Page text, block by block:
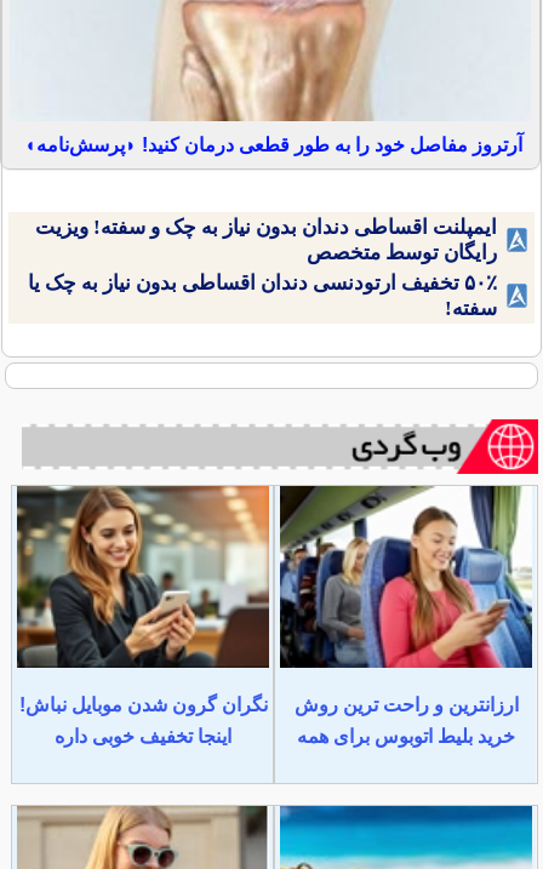
آرتروز مفاصل خود را به طور قطعی درمان کنید! ◗پرسش‌نامه◖
ایمپلنت اقساطی دندان بدون نیاز به چک و سفته! ویزیت
رایگان توسط متخصص
۵۰٪ تخفیف ارتودنسی دندان اقساطی بدون نیاز به چک یا
سفته!
ارزانترین و راحت ترین روش
خرید بلیط اتوبوس برای همه
نگران گرون شدن موبایل نباش!
اینجا تخفیف خوبی داره